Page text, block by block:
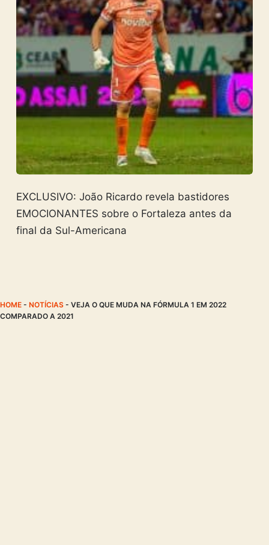
EXCLUSIVO: João Ricardo revela bastidores
EMOCIONANTES sobre o Fortaleza antes da
final da Sul-Americana
HOME - NOTÍCIAS - VEJA O QUE MUDA NA FÓRMULA 1 EM 2022
COMPARADO A 2021